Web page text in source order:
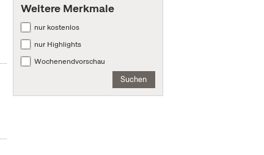
Weitere Merkmale
nur kostenlos
nur Highlights
Wochenendvorschau
Suchen